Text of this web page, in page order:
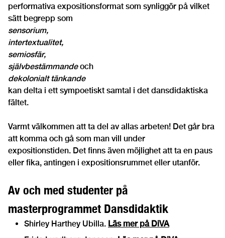
performativa expositionsformat som synliggör på vilket
sätt begrepp som
sensorium,
intertextualitet,
semiosfär,
självbestämmandeoch
dekolonialt tänkande
kan delta i ett sympoetiskt samtal i det dansdidaktiska
fältet.
Varmt välkommen att ta del av allas arbeten! Det går bra
att komma och gå som man vill under
expositionstiden. Det finns även möjlighet att ta en paus
eller fika, antingen i expositionsrummet eller utanför.
Av och med studenter på
masterprogrammet Dansdidaktik
Shirley Harthey Ubilla. Läs mer på DiVA